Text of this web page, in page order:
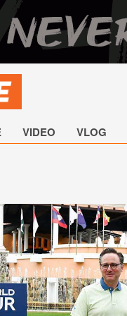
VIDEO VLOG